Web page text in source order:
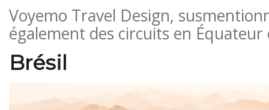
Voyemo Travel Design,
également des circuits en Équateur
Brésil